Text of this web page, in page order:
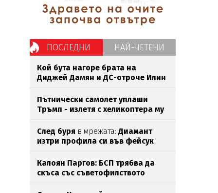
ПОСЛЕДНИ НАЙ-ЧЕТЕНИ
Кой бута нагоре брата на
Диджей Дамян и ДС-отроче Илин
Пътнически самолет уплаши
Тръмп - излетя с хеликоптера му
След буря в мрежата: Диамант
изтри профила си във фейсук
Калоян Паргов: БСП трябва да
скъса със съветофилството